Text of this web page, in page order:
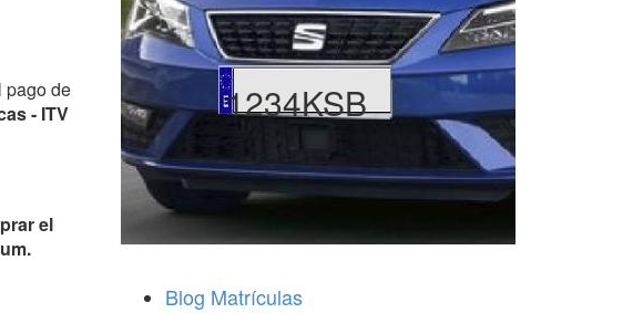
pago de
- ITV
el
1234KSB
Blog Matrículas